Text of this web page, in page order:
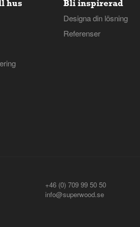
hus Bli inspirerad
Designa din lösning
Referenser
+46 (0) 709 99 50 50
info@superwood.se